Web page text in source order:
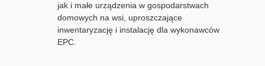
jak i małe urządzenia w gospodarstwach
domowych na wsi, uproszczające
inwentaryzację i instalację dla wykonawców
EPC.